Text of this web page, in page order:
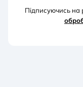
Підписуючись на